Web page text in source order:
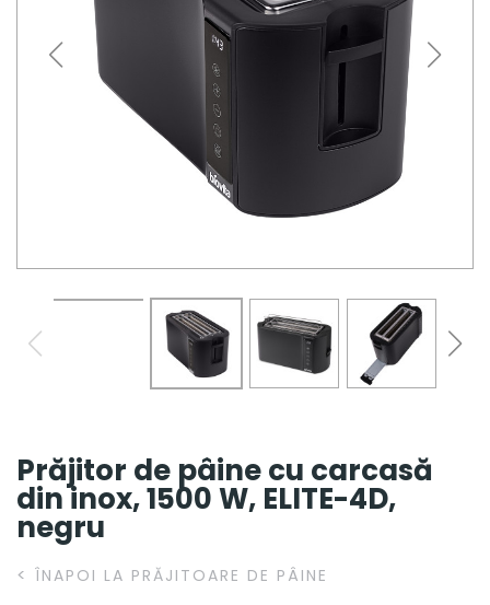
Prăjitor de pâine cu carcasă
din inox, 1500 W, ELITE-4D,
negru
< ÎNAPOI LA PRĂJITOARE DE PÂINE